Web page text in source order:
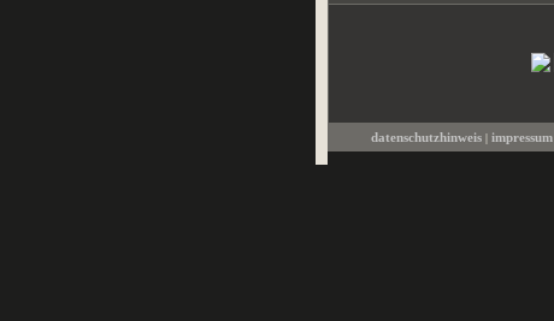
datenschutzhinweis | impressum